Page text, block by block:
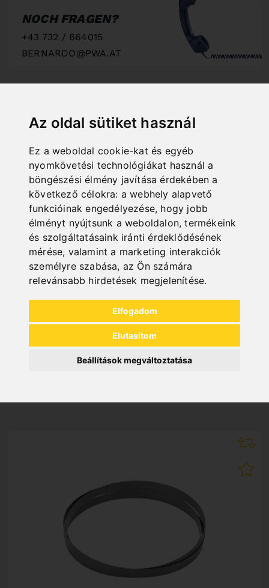
Az oldal sütiket használ
Ez a weboldal cookie-kat és egyéb
nyomkövetési technológiákat használ a
böngészési élmény javítása érdekében a
következő célokra: a webhely alapvető
funkcióinak engedélyezése, hogy jobb
élményt nyújtsunk a weboldalon,termékeink
és szolgáltatásaink iránti érdeklődésének
mérése, valamint a marketing interakciók
személyre szabása, az Ön számára
relevánsabb hirdetések megjelenítése.
Elfogadom
Elutasítom
Beállítások megváltoztatása
NOCH FRAGEN?
+43 732 / 664015
BERNARDO@PWA.AT
LIEFERUNG
ONLINE
KATALOGE